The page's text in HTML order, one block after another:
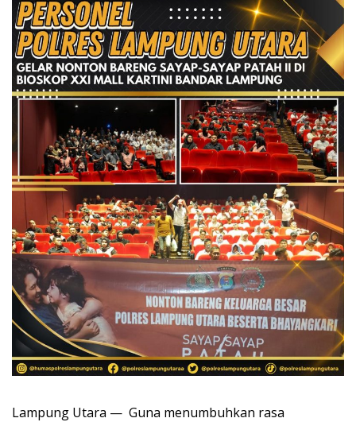
Lampung Utara — Guna menumbuhkan rasa